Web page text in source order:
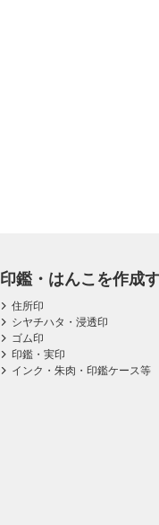
印鑑・はんこを作成
住所印
シヤチハタ・浸透印
ゴム印
印鑑・実印
インク・朱肉・印鑑ケース等